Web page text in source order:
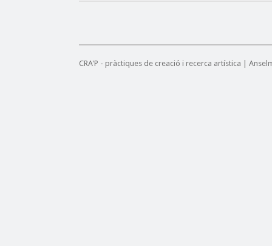
CRA'P - pràctiques de creació i recerca artística |